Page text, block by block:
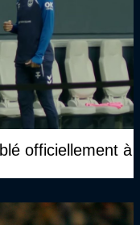
officiellement à